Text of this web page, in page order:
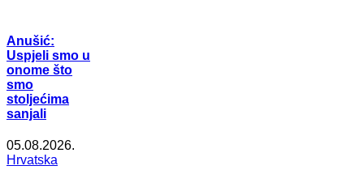
Anušić:
Uspjeli smo u
onome što
smo
stoljećima
sanjali
05.08.2026.
Hrvatska